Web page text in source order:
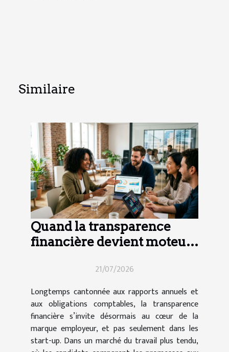
Similaire
Quand la transparence
financière devient moteur
21/07/2026
Longtemps cantonnée aux rapports annuels et
aux obligations comptables, la transparence
financière s’invite désormais au cœur de la
marque employeur, et pas seulement dans les
start-up. Dans un marché du travail plus tendu,